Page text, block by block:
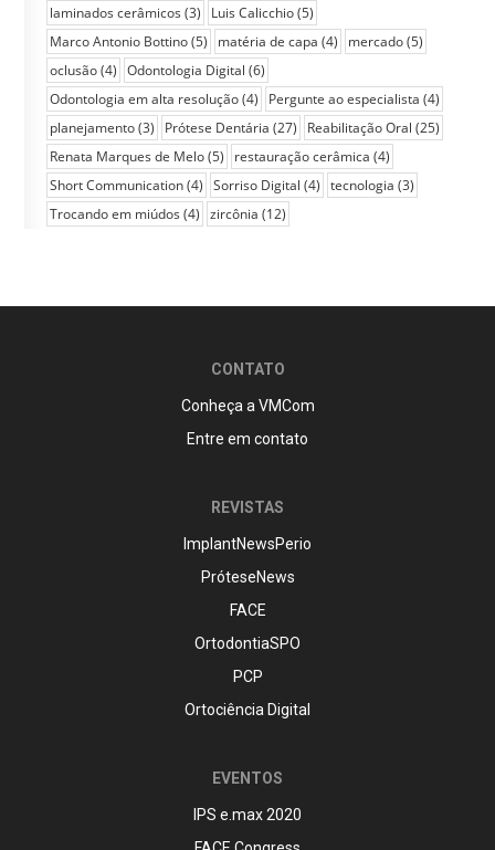
laminados cerâmicos (3) Luis Calicchio(5)
Marco Antonio Bottino(5) matéria de capa (4) mercado(5)
oclusão(4) Odontologia Digital (6)
Odontologia em alta resolução(4) Pergunte ao especialista (4)
planejamento(3) Prótese Dentária (27) Reabilitação Oral (25)
Renata Marques de Melo(5) restauração cerâmica (4)
Short Communication(4) Sorriso Digital (4) tecnologia (3)
Trocando em miúdos (4) zircônia (12)
CONTATO
Conheça a VMCom
Entre em contato
REVISTAS
ImplantNewsPerio
PróteseNews
FACE
OrtodontiaSPO
PCP
Ortociência Digital
EVENTOS
IPS e.max 2020